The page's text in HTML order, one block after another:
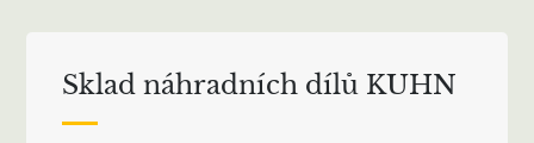
Sklad náhradních dílů KUHN